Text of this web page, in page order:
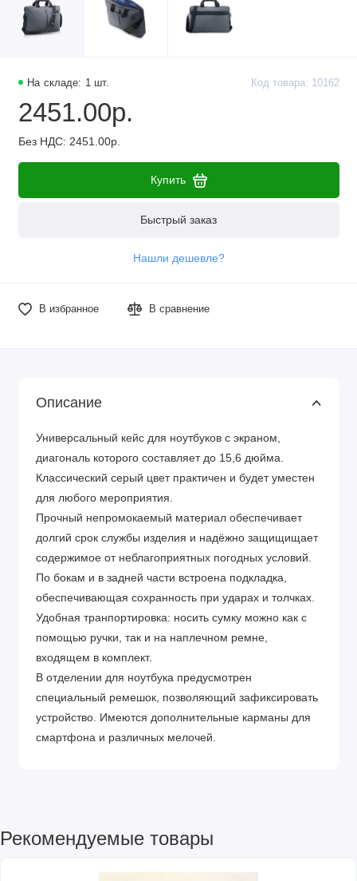
На складе: 1 шт. Код товара: 10162
2451.00р.
Без НДС: 2451.00р.
Купить
Быстрый заказ
Нашли дешевле?
В избранное В сравнение
Описание
Универсальный кейс для ноутбуков с экраном,
диагональ которого составляет до 15,6 дюйма.
Классический серый цвет практичен и будет уместен
для любого мероприятия.
Прочный непромокаемый материал обеспечивает
долгий срок службы изделия и надёжно защищищает
содержимое от неблагоприятных погодных условий.
По бокам и в задней части встроена подкладка,
обеспечивающая сохранность при ударах и толчках.
Удобная транпортировка: носить сумку можно как с
помощью ручки, так и на наплечном ремне,
входящем в комплект.
В отделении для ноутбука предусмотрен
специальный ремешок, позволяющий зафиксировать
устройство. Имеются дополнительные карманы для
смартфона и различных мелочей.
Рекомендуемые товары